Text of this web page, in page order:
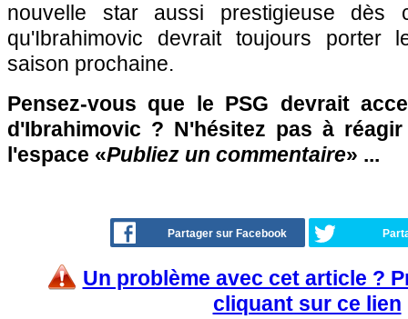
nouvelle star aussi prestigieuse dès
qu'Ibrahimovic devrait toujours porter
saison prochaine.
Pensez-vous que le PSG devrait
d'Ibrahimovic ? N'hésitez pas à
l'espace «Publiez un commentaire» ...
Partager sur Facebook
Un problème avec cet article ?
cliquant sur ce lien